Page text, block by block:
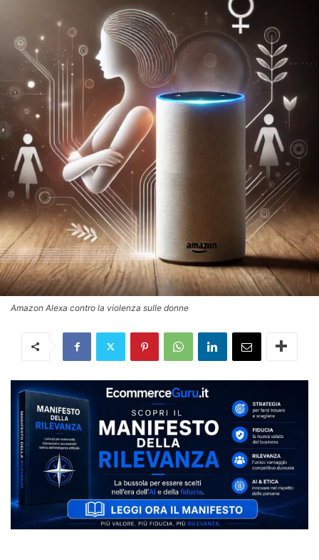
Amazon Alexa contro la violenza sulle donne